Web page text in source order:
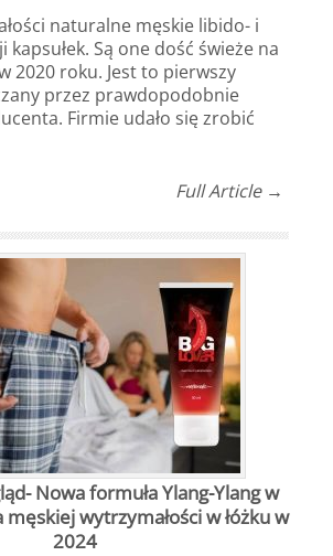
naturalne męskie libido- i
Są one dość świeże na
2020 roku. Jest to pierwszy
przez prawdopodobnie
Firmie udało się zrobić
Full Article →
Nowa formuła Ylang-Ylang w
wytrzymałości w łóżku w
2024